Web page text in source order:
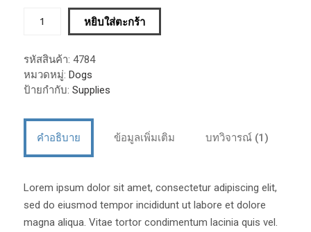
ชิ้น
หยิบใส่ตะกร้า
รหัสสินค้า: 4784
หมวดหมู่: Dogs
ป้ายกำกับ: Supplies
คำอธิบาย ข้อมูลเพิ่มเติม บทวิจารณ์ (1)
Lorem ipsum dolor sit amet, consectetur adipiscing elit,
sed do eiusmod tempor incididunt ut labore et dolore
magna aliqua. Vitae tortor condimentum lacinia quis vel.